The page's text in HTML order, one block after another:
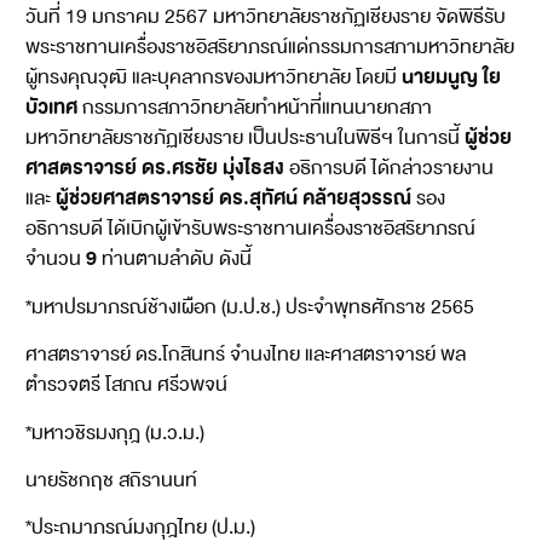
วันที่ 19 มกราคม 2567 มหาวิทยาลัยราชภัฏเชียงราย จัดพิธีรับ
พระราชทานเครื่องราชอิสริยาภรณ์แด่กรรมการสภามหาวิทยาลัย
ผู้ทรงคุณวุฒิ และบุคลากรของมหาวิทยาลัย โดยมีนายมนูญ ใย
บัวเทศกรรมการสภาวิทยาลัยทำหน้าที่แทนนายกสภา
มหาวิทยาลัยราชภัฏเชียงราย เป็นประธานในพิธีฯ ในการนี้ผู้ช่วย
ศาสตราจารย์ ดร.ศรชัย มุ่งไธสงอธิการบดี ได้กล่าวรายงาน
และผู้ช่วยศาสตราจารย์ ดร.สุทัศน์ คล้ายสุวรรณ์รอง
อธิการบดี ได้เบิกผู้เข้ารับพระราชทานเครื่องราชอิสริยาภรณ์
จำนวน9ท่านตามลำดับ ดังนี้
*มหาปรมาภรณ์ช้างเผือก (ม.ป.ช.) ประจำพุทธศักราช 2565
ศาสตราจารย์ ดร.โกสินทร์ จำนงไทย และศาสตราจารย์ พล
ตำรวจตรี โสภณ ศรีวพจน์
*มหาวชิรมงกุฎ (ม.ว.ม.)
นายรัชกฤช สถิรานนท์
*ประถมาภรณ์มงกุฎไทย (ป.ม.)